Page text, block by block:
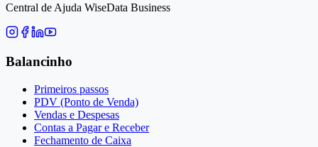
Central de Ajuda WiseData Business
Balancinho
Primeiros passos
PDV (Ponto de Venda)
Vendas e Despesas
Contas a Pagar e Receber
Fechamento de Caixa